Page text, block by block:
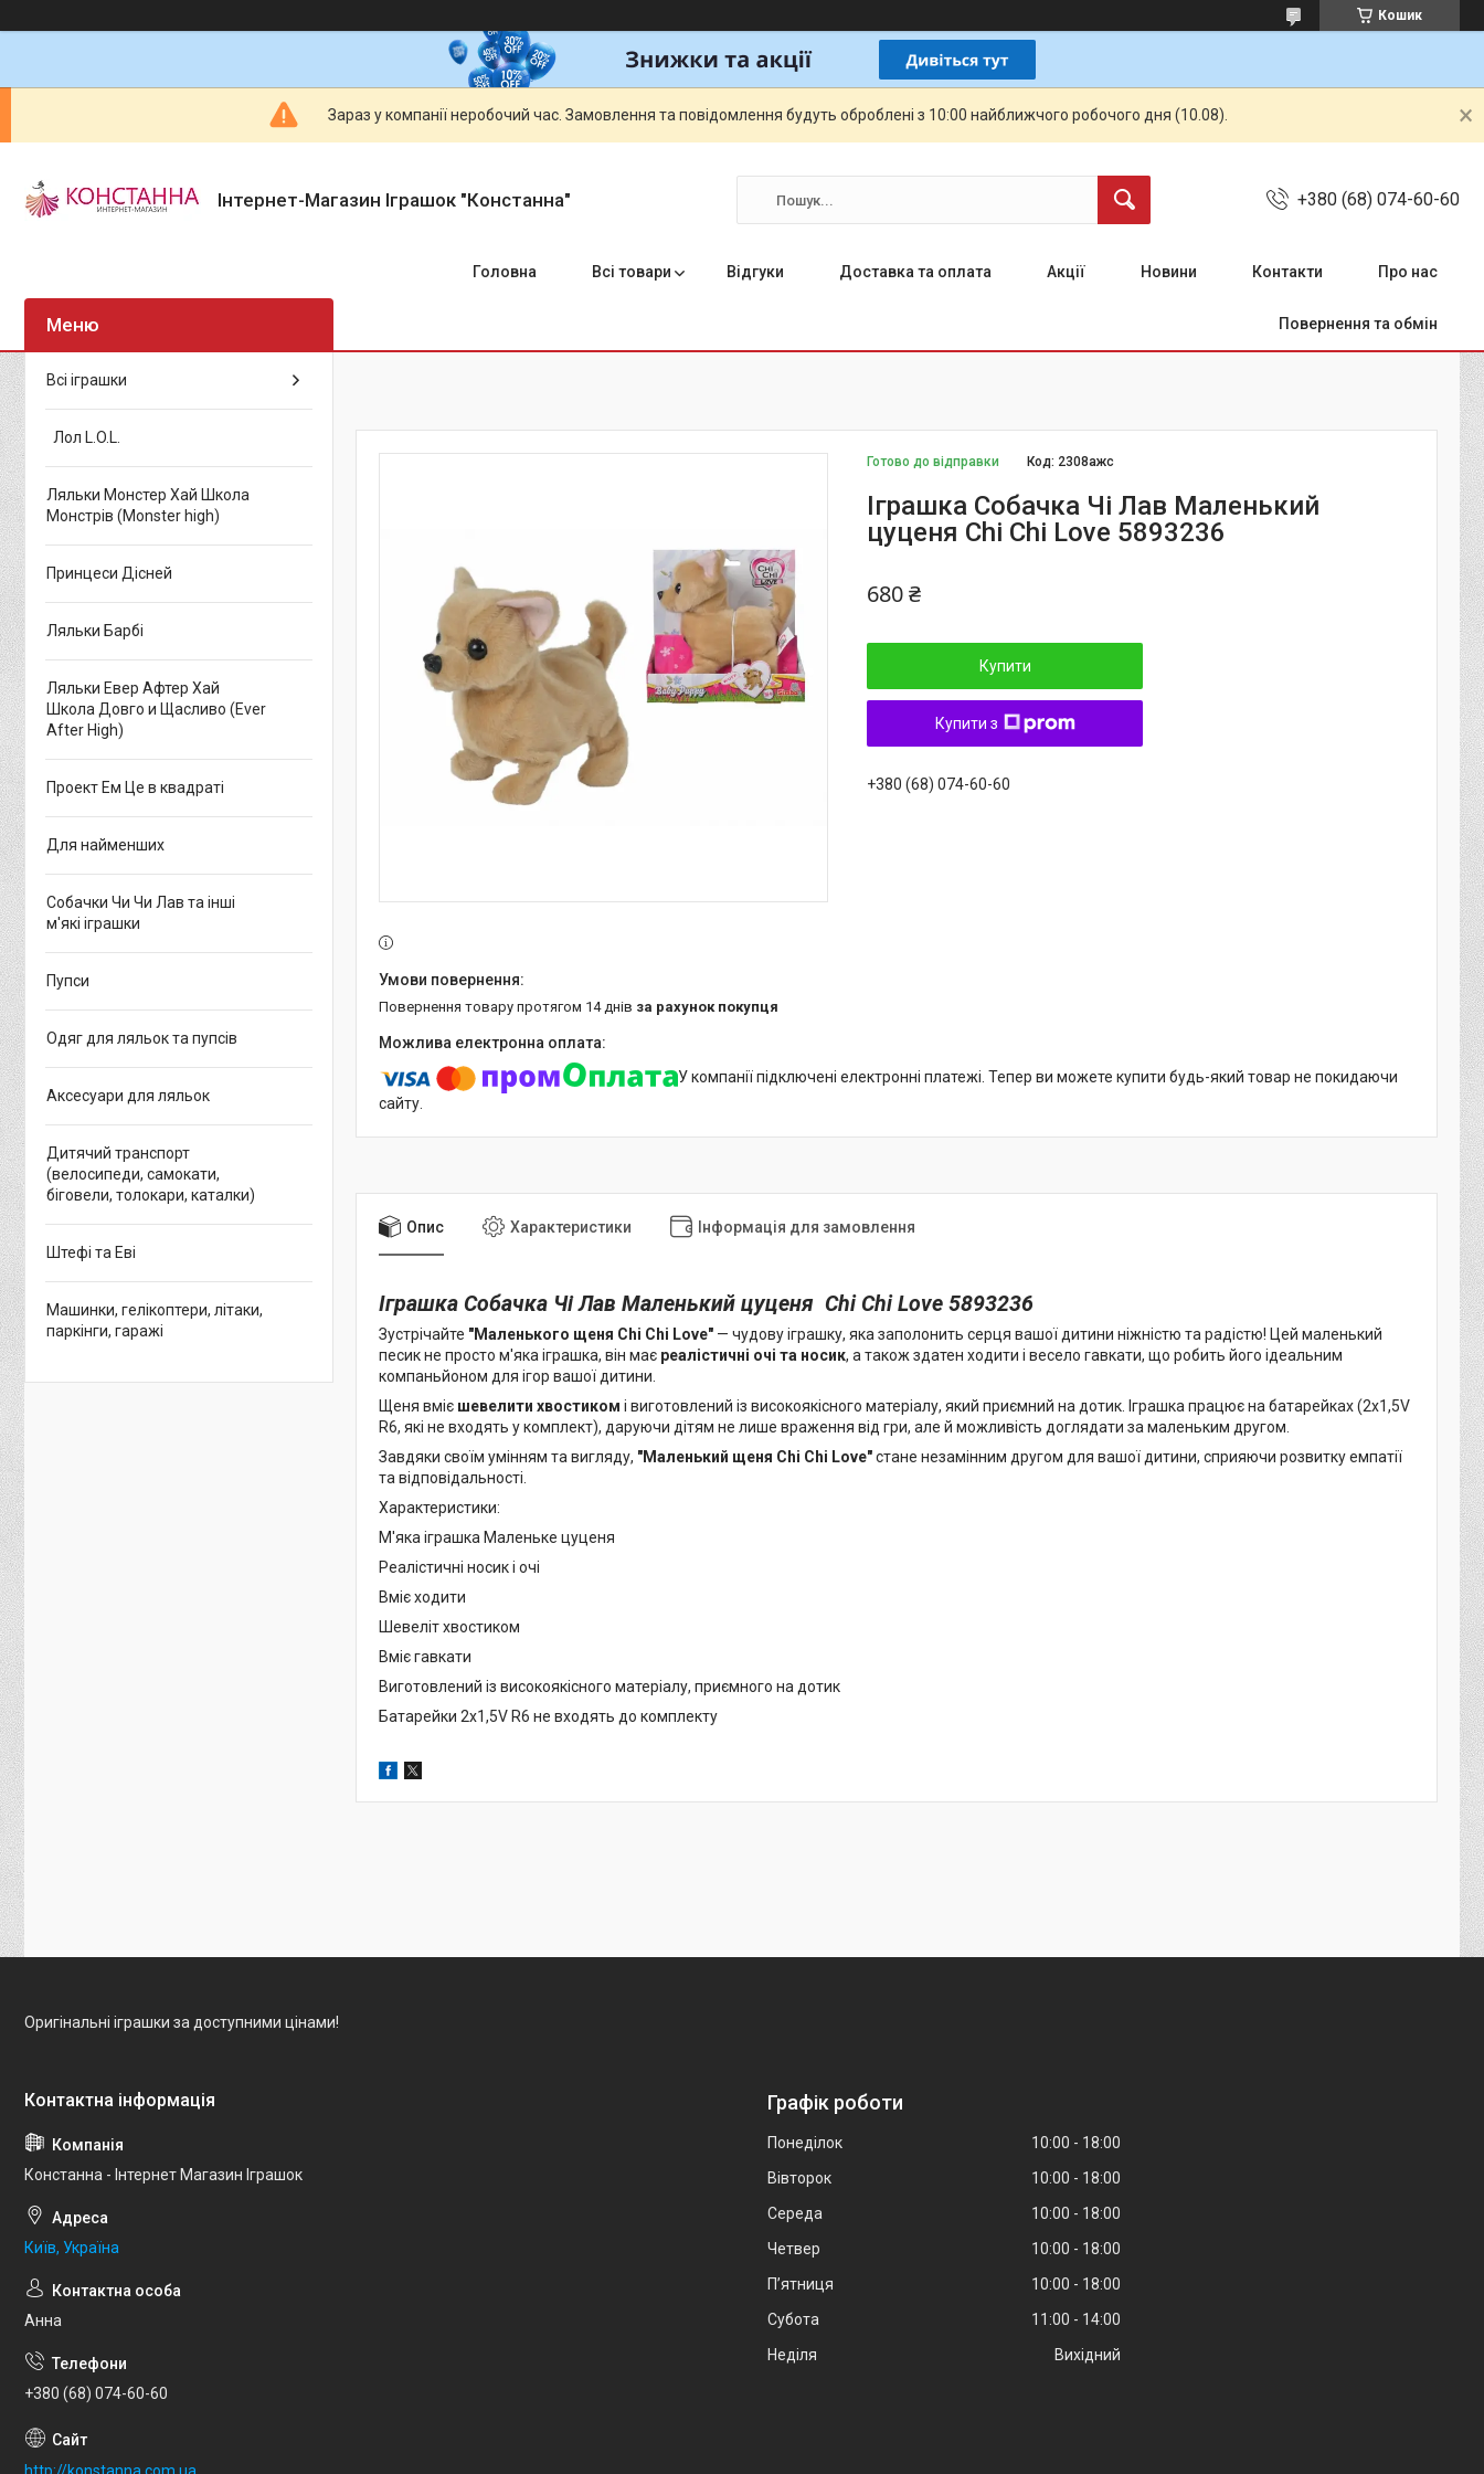
Кошик
Зараз у компанії неробочий час. Замовлення та повідомлення будуть оброблені з 10:00 найближчого робочого дня (10.08).
Інтернет-Магазин Іграшок "Констанна" +380 (68) 074-60-60
Головна Всі товари Відгуки Доставка та оплата Акції Новини Контакти Про нас
Повернення та обмін
Готово до відправки Код: 2308ажс
Іграшка Собачка Чі Лав Маленький
цуценя Chi Chi Love 5893236
680 ₴
Купити
Купити з
+380 (68) 074-60-60
повернення товару протягом 14 днів за рахунок покупця
У компанії підключені електронні платежі. Тепер ви можете купити будь-який товар не покидаючи
сайту.
Опис Характеристики Інформація для замовлення
Іграшка Собачка Чі Лав Маленький цуценя Chi Chi Love 5893236
Зустрічайте "Маленького щеня Chi Chi Love" — чудову іграшку, яка заполонить серця вашої дитини ніжністю та радістю! Цей маленький
песик не просто м'яка іграшка, він має реалістичні очі та носик, а також здатен ходити і весело гавкати, що робить його ідеальним
компаньйоном для ігор вашої дитини.
Щеня вміє шевелити хвостиком і виготовлений із високоякісного матеріалу, який приємний на дотик. Іграшка працює на батарейках (2х1,5V
R6, які не входять у комплект), даруючи дітям не лише враження від гри, але й можливість доглядати за маленьким другом.
Завдяки своїм умінням та вигляду, "Маленький щеня Chi Chi Love"стане незамінним другом для вашої дитини, сприяючи розвитку емпатії
та відповідальності.
Характеристики:
М'яка іграшка Маленьке цуценя
Реалістичні носик і очі
Вміє ходити
Шевеліт хвостиком
Вміє гавкати
Виготовлений із високоякісного матеріалу, приємного на дотик
Батарейки 2х1,5V R6 не входять до комплекту
Всі іграшки
Лол L.O.L.
Ляльки Монстер Хай Школа
Монстрів (Monster high)
Принцеси Дісней
Ляльки Барбі
Ляльки Евер Афтер Хай
Школа Довго и Щасливо (Ever
After High)
Проект Ем Це в квадраті
Для найменших
Собачки Чи Чи Лав та інші
м'які іграшки
Пупси
Одяг для ляльок та пупсів
Аксесуари для ляльок
Дитячий транспорт
(велосипеди, самокати,
біговели, толокари, каталки)
Штефі та Еві
Машинки, гелікоптери, літаки,
паркінги, гаражі
Оригінальні іграшки за доступними цінами!
Констанна - Інтернет Магазин Іграшок
Київ, Україна
Анна
+380 (68) 074-60-60
Графік роботи
Понеділок 10:00
18:00
Вівторок
10:00
18:00
Середа
10:00
18:00
Четвер
10:00
18:00
Пʼятниця
10:00
18:00
Субота
11:00
14:00
Неділя
Вихідний